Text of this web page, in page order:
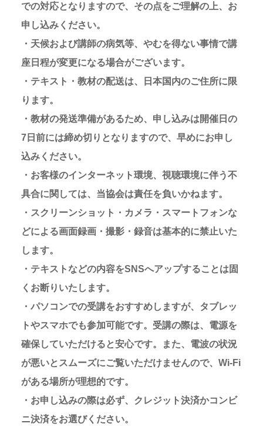
での対応となりますので、その点をご理解の上、お
申し込みください。
・天候および講師の病気等、やむを得ない事情で講
座日程が変更になる場合がございます。
・テキスト・教材の配送は、日本国内のご住所に限
ります。
・教材の発送準備があるため、申し込みは開催日の
7日前には締め切りとなりますので、早めにお申し
込みください。
・お客様のインターネット環境、視聴環境に伴う不
具合に関しては、当協会は責任を負いかねます。
・スクリーンショット・カメラ・スマートフォンな
どによる画面録画・撮影・録音は基本的に禁止いた
します。
・テキストなどの内容をSNSへアップすることは固
くお断りいたします。
・パソコンでの受講をおすすめしますが、タブレッ
トやスマホでも参加可能です。受講の際は、電源を
確保していただけると安心です。また、電波の状況
が悪いとスムーズにご覧いただけませんので、Wi-Fi
がある場所が理想的です。
・お申し込みの際は必ず、クレジット決済かコンビ
ニ決済をお選びください。